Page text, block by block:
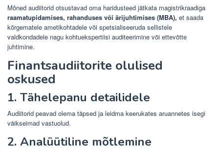
Mõned audiitorid otsustavad oma haridusteed jätkata magistrikraadiga
raamatupidamises, rahanduses või ärijuhtimises (MBA), et saada
kõrgematele ametikohtadele või spetsialiseeruda sellistele
valdkondadele nagu kohtuekspertiisi auditeerimine või ettevõtte
juhtimine.
Finantsaudiitorite olulised
oskused
1. Tähelepanu detailidele
Audiitorid peavad olema täpsed ja leidma keerukates aruannetes isegi
väikseimad vastuolud.
2. Analüütiline mõtlemine